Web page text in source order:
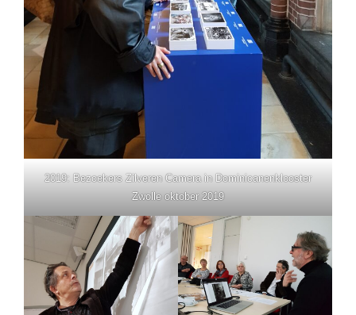
2019: Bezoekers Zilveren Camera in Dominicanenklooster
Zwolle oktober 2019